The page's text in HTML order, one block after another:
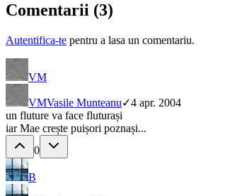
Comentarii (3)
Autentifica-te pentru a lasa un comentariu.
VM
VMVasile Munteanu✓4 apr. 2004
un fluture va face fluturași
iar Mae crește puișori poznași...
0
B